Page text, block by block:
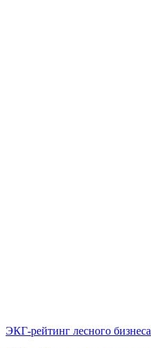
ЭКГ-рейтинг лесного бизнеса